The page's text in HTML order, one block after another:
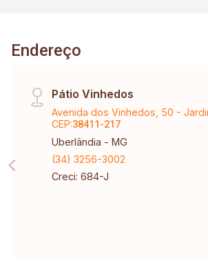
Endereço
Pátio Vinhedos
Avenida dos Vinhedos, 50 -
CEP:38411-217
Uberlândia - MG
(34) 3256-3002
Creci: 684-J